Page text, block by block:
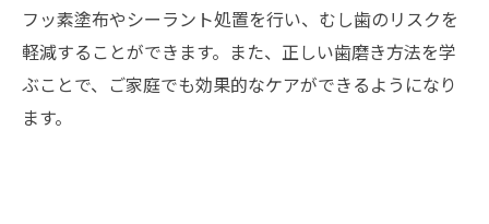
フッ素塗布やシーラント処置を行い、むし歯のリスクを
軽減することができます。また、正しい歯磨き方法を学
ぶことで、ご家庭でも効果的なケアができるようになり
ます。